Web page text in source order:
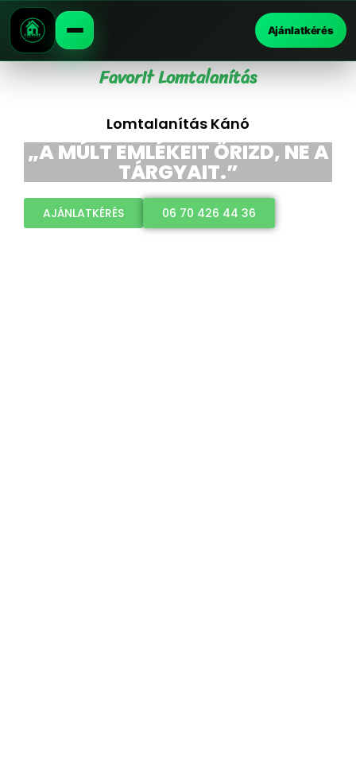
Ajánlatkérés
Favorit Lomtalanítás
Lomtalanítás Kánó
„A MÚLT EMLÉKEIT ŐRIZD, NE A
TÁRGYAIT.”
AJÁNLATKÉRÉS 06 70 426 44 36